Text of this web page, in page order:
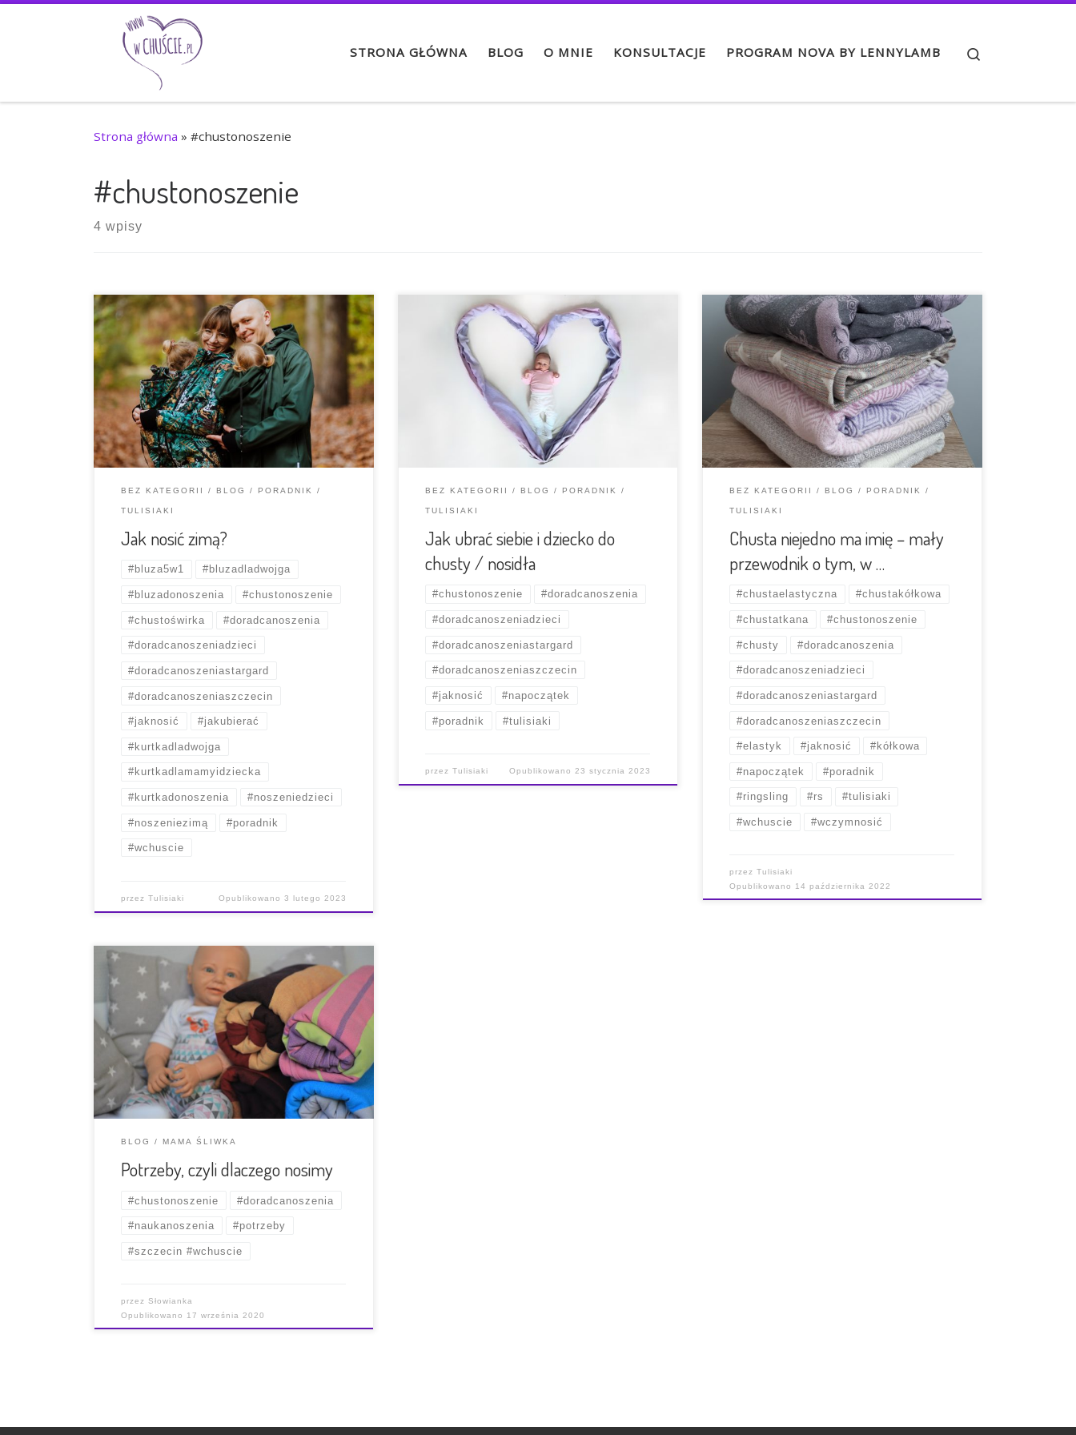
STRONA GŁÓWNA BLOG O MNIE KONSULTACJE PROGRAM NOVA BY LENNYLAMB
Strona główna » #chustonoszenie
#chustonoszenie
4 wpisy
Kiedy na dworze zimno – nie ma słodszego
termoforka, niż mały chuścioch! A jednak wielu
rodziców rezygnuje w tym czasie z noszenia w
obawie, że wymaga to strasznie dużo
kombinacji albo pieniędzy. W rzeczywistości
wcale nie jest to takie trudne, a opcji jest
mnóstwo – od takich, które faktycznie
wymagają […]
BEZ KATEGORII BLOG PORADNIK
TULISIAKI
Jak nosić zimą?
#bluza5w1 #bluzadladwojga
#bluzadonoszenia #chustonoszenie
#chustoświrka #doradcanoszenia
#doradcanoszeniadzieci
#doradcanoszeniastargard
#doradcanoszeniaszczecin
#jaknosić #jakubierać
#kurtkadladwojga
#kurtkadlamamyidziecka
#kurtkadonoszenia #noszeniedzieci
#noszeniezimą #poradnik
#wchuscie
przezTulisiaki Opublikowano 3 lutego 2023
Dla nikogo nie będzie chyba zaskoczeniem,
jeśli napiszę, że nie wyobrażam sobie
spacerów z dzieckiem bez możliwości
skorzystania z chusty czy nosidła. Uwielbiam
to poczucie wolności – mogę iść wszędzie,
mam wolne ręce, las czy schody nie stanowią
dla mnie przeszkód. Mogę wyprowadzić psa
na smyczy a przy okazji wynieść […]
BEZ KATEGORII BLOG PORADNIK
TULISIAKI
Jak ubrać siebie i dziecko do
chusty / nosidła
#chustonoszenie #doradcanoszenia
#doradcanoszeniadzieci
#doradcanoszeniastargard
#doradcanoszeniaszczecin
#jaknosić #napoczątek
#poradnik #tulisiaki
przezTulisiaki Opublikowano 23 stycznia 2023
Chusta jest uniwersalnym narzędziem, w
którym możemy bezpiecznie i zdrowo nosić
dzieci już od pierwszych dni życia, zapewniając
wygodną, fizjologiczną pozycję. Jednak nawet
w przypadku chust mamy do wyboru kilka
opcji, a każda z nich ma swoje plusy i minusy,
które warto poznać, żeby móc zdecydować,
którą z nich wybrać, […]
BEZ KATEGORII BLOG PORADNIK
TULISIAKI
Chusta niejedno ma imię – mały
przewodnik o tym, w …
#chustaelastyczna #chustakółkowa
#chustatkana #chustonoszenie
#chusty #doradcanoszenia
#doradcanoszeniadzieci
#doradcanoszeniastargard
#doradcanoszeniaszczecin
#elastyk #jaknosić #kółkowa
#napoczątek #poradnik
#ringsling #rs #tulisiaki
#wchuscie #wczymnosić
przezTulisiaki
Opublikowano 14 października 2022
Zalety chustonoszenia można mnożyć w
nieskończoność. Nie trzeba być doradcą
noszenia w chuście, by zdawać sobie z tego
sprawę. Bliskość cieszy i dobroczynnie wpływa
na wszystkich, bez względu na wiek, ale na
małego człowieka szczególnie. W pracy
doradczej spotykam wielu młodych rodziców.
Każdy z nich jest inny, ma swoj bagaż […]
BLOG MAMA ŚLIWKA
Potrzeby, czyli dlaczego nosimy
#chustonoszenie #doradcanoszenia
#naukanoszenia #potrzeby
#szczecin #wchuscie
przezSłowianka
Opublikowano 17 września 2020